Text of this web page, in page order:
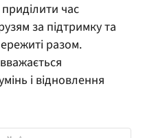
час
за підтримку та
разом.
і відновлення